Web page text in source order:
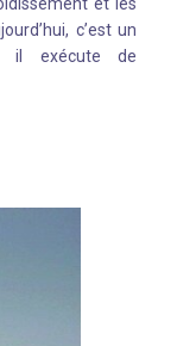
et les
c’est un
il exécute de